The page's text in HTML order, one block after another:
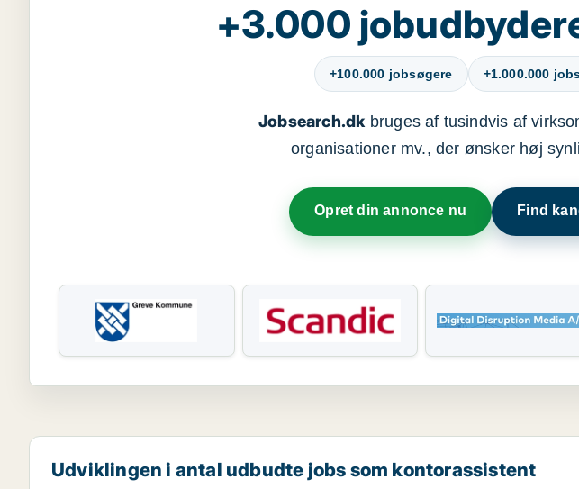
+3.000
+100.000 jobsøgere +1.000.000
Jobsearch.dkbruges af tusindvis af
organisationer mv., der ønsker høj
Opret din annonce nu Find
Udviklingen i antal udbudte jobs som kontorassistent